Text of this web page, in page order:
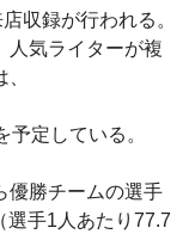
収録が行われる。
人気ライターが複
定している。
優勝チームの選手
選手1人あたり77.7